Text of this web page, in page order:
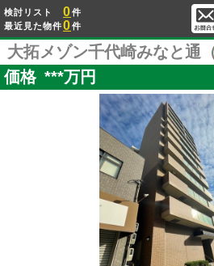
検討リスト 0件
最近見た物件0件
大拓メゾン千代崎みなと通
価格 ***万円